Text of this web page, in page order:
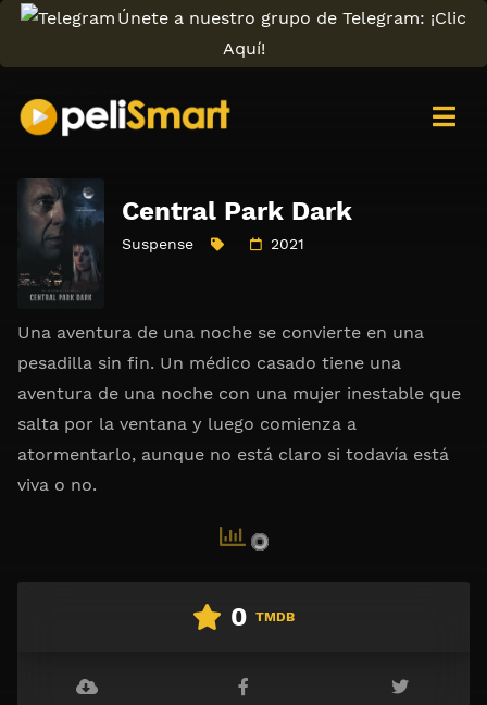
Únete a nuestro grupo de Telegram: ¡Clic
Aquí!
Central Park Dark
Suspense 2021
Una aventura de una noche se convierte en una
pesadilla sin fin. Un médico casado tiene una
aventura de una noche con una mujer inestable que
salta por la ventana y luego comienza a
atormentarlo, aunque no está claro si todavía está
viva o no.
0 TMDB